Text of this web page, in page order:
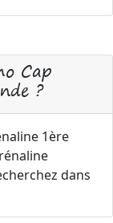
Cap
?
1ère
dans